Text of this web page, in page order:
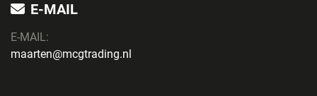
E-MAIL
E-MAIL:
maarten@mcgtrading.nl